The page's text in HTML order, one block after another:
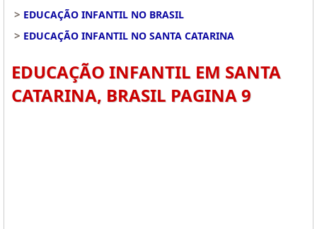
> EDUCAÇÃO INFANTIL NO BRASIL
> EDUCAÇÃO INFANTIL NO SANTA CATARINA
EDUCAÇÃO INFANTIL EM SANTA
CATARINA, BRASIL PAGINA 9